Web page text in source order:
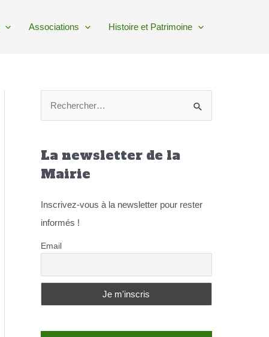
Associations Histoire et Patrimoine
h
e
c
h
e
La newsletter de la
Mairie
Inscrivez-vous à la newsletter pour rester
informés !
Email